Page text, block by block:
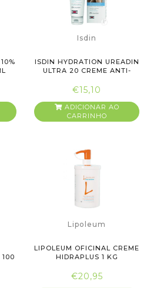
Isdin
ISDIN HYDRATION UREADIN
ULTRA 20 CREME ANTI-
€15,10
ADICIONAR AO
CARRINHO
100
Lipoleum
LIPOLEUM OFICINAL CREME
HIDRAPLUS 1 KG
€20,95